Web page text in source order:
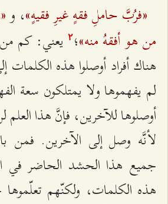
«فرُبَّ حاملِ فقهٍ غیرِ فقیهٍ»، و
من هو أفقهُ منه»؛٢ يعني: كم
هناك أفراد أوصلوا هذه الكلمات
لم يفهموها ولا يمتلكون سعة
أوصلوها للآخرين، فإنَّ هذا
لأنَّه وصل إلى الآخرين. فمن
جميع هذا الحشد الحاضر في
هذه الكلمات، ولكنّهم تعلّموها